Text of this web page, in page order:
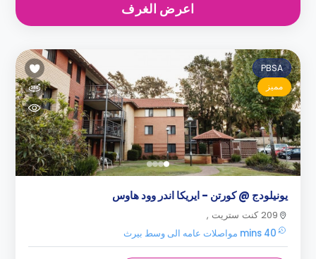
اعرض الغرف
PBSA
مميز
يونيلودج @ كورتن - ايريكا اندر وود هاوس
209 كنت ستريت ,
40 mins مواصلات عامه الى وسط بيرث